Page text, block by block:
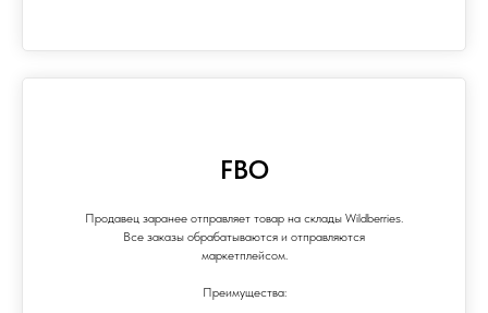
FBO
Продавец заранее отправляет товар на склады Wildberries.
Все заказы обрабатываются и отправляются
маркетплейсом.
Преимущества: